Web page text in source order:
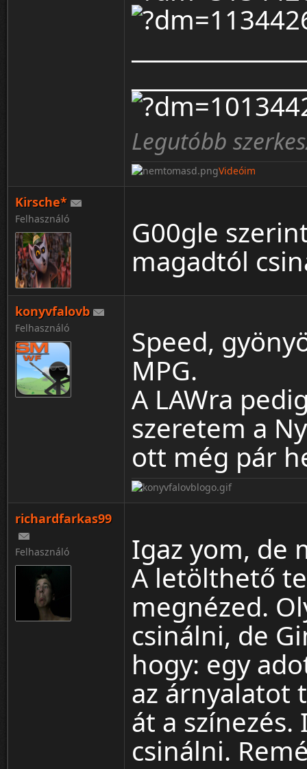
Legutóbb
Videóim
Kirsche*
Felhasználó
G00gle
magadtól
konyvfalovb
Felhasználó
Speed,
MPG.
A LAWra
szeretem a
ott még pár
richardfarkas99
Felhasználó
Igaz yom, de
A letölthető
megnézed.
csinálni, de
hogy: egy
az árnyalatot
át a
csinálni.